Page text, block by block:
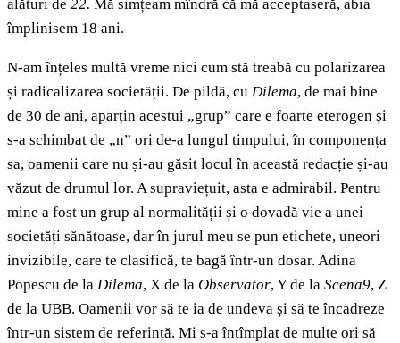
alături de 22. Mă simțeam mîndră că mă acceptaseră, abia
împlinisem 18 ani.
N-am înțeles multă vreme nici cum stă treabă cu polarizarea
și radicalizarea societății. De pildă, cu Dilema, de mai bine
de 30 de ani, aparțin acestui „grup” care e foarte eterogen și
s-a schimbat de „n” ori de-a lungul timpului, în componența
sa, oamenii care nu și-au găsit locul în această redacție și-au
văzut de drumul lor. A supraviețuit, asta e admirabil. Pentru
mine a fost un grup al normalității și o dovadă vie a unei
societăți sănătoase, dar în jurul meu se pun etichete, uneori
invizibile, care te clasifică, te bagă într-un dosar. Adina
Popescu de la Dilema, X de la Observator, Y de la Scena9, Z
de la UBB. Oamenii vor să te ia de undeva și să te încadreze
într-un sistem de referință. Mi s-a întîmplat de multe ori să